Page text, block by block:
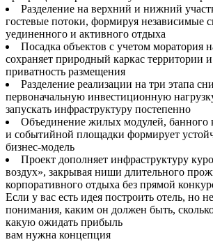
Разделение на верхний и нижний
гостевые потоки, формируя независимые
уединенного и активного отдыха
Посадка объектов с учетом моратория
сохраняет природный каркас территории
приватность размещения
Разделение реализации на три этапа
первоначальную инвестиционную
запускать инфраструктуру постепенно
Объединение жилых модулей, банного
и событийной площадки формирует
бизнес-модель
Проект дополняет инфраструктуру
воздух», закрывая ниши длительного
корпоративного отдыха без прямой
Если у вас есть идея построить отель, но
понимания, каким он должен быть, сколько
какую ожидать прибыль
вам нужна концепция